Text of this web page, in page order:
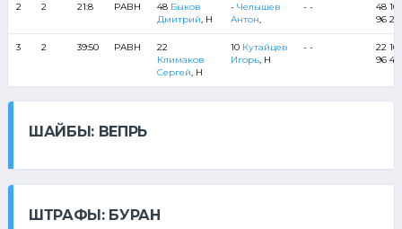
2 2 21:8 РАВН 48 Быков
Дмитрий , Н
- Челышев
Антон
- -
48 10
96 22
3 2 39:50 РАВН
22
Климаков
Сергей , Н
10 Кутайцев
Игорь, Н
- -
22 10
96 48
ШАЙБЫ: ВЕПРЬ
ШТРАФЫ: БУРАН